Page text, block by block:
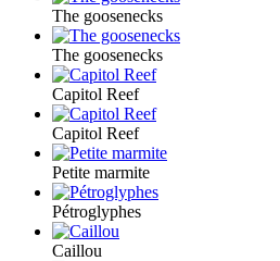
The goosenecks
The goosenecks
Capitol Reef
Capitol Reef
Petite marmite
Pétroglyphes
Caillou